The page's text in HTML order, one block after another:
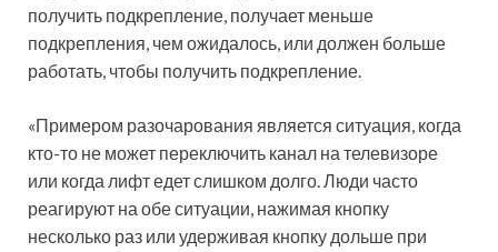
получить подкрепление, получает меньше
подкрепления, чем ожидалось, или должен больше
работать, чтобы получить подкрепление.
«Примером разочарования является ситуация, когда
кто-то не может переключить канал на телевизоре
или когда лифт едет слишком долго. Люди часто
реагируют на обе ситуации, нажимая кнопку
несколько раз или удерживая кнопку дольше при